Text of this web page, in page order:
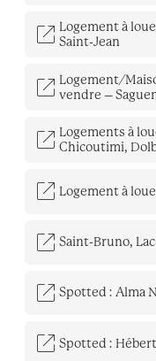
open_in_new Logement à
Saint-Jean
open_in_newLogement/
vendre –
open_in_newLogements à
Chicoutimi,
open_in_new Logement à
open_in_newSaint-Bruno,
open_in_newSpotted : Alma
open_in_newSpotted :